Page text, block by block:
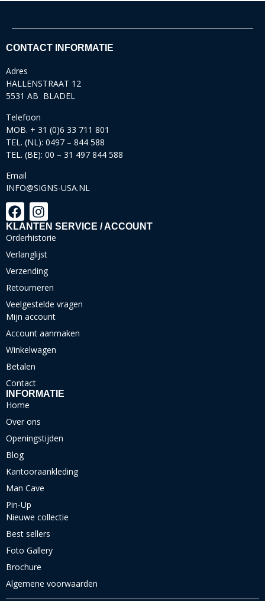
CONTACT INFORMATIE
Adres
HALLENSTRAAT 12
5531 AB BLADEL
Telefoon
MOB. + 31 (0)6 33 711 801
TEL. (NL): 0497 – 844 588
TEL. (BE): 00 – 31 497 844 588
Email
INFO@SIGNS-USA.NL
KLANTEN SERVICE / ACCOUNT
Orderhistorie
Verlanglijst
Verzending
Retourneren
Veelgestelde vragen
Mijn account
Account aanmaken
Winkelwagen
Betalen
Contact
INFORMATIE
Home
Over ons
Openingstijden
Blog
Kantooraankleding
Man Cave
Pin-Up
Nieuwe collectie
Best sellers
Foto Gallery
Brochure
Algemene voorwaarden